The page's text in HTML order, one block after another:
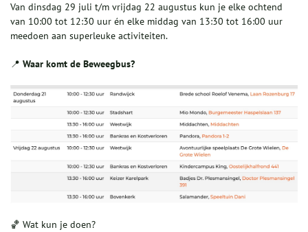
Van dinsdag 29 juli t/m vrijdag 22 augustus kun je elke ochtend
van 10:00 tot 12:30 uur én elke middag van 13:30 tot 16:00 uur
meedoen aan superleuke activiteiten.
📍 Waar komt de Beweegbus?
🏀 Wat kun je doen?